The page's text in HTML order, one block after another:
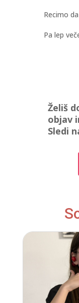
Recimo
Pa lep
Želiš
objav
Sledi